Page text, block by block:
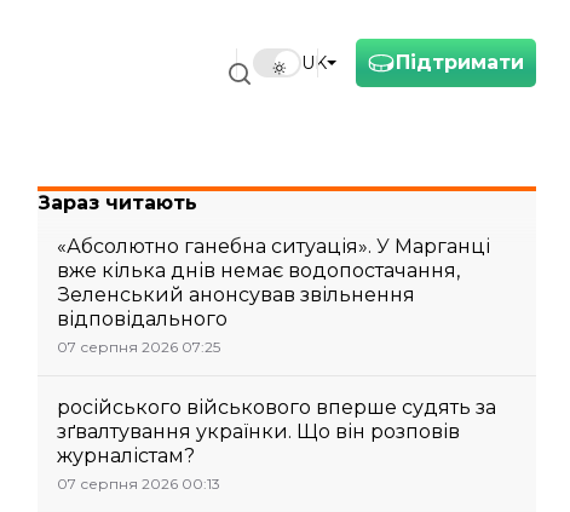
Підтримати
UK
Зараз читають
«Абсолютно ганебна ситуація». У Марганці
вже кілька днів немає водопостачання,
Зеленський анонсував звільнення
відповідального
07 серпня 2026 07:25
російського військового вперше судять за
зґвалтування українки. Що він розповів
журналістам?
07 серпня 2026 00:13